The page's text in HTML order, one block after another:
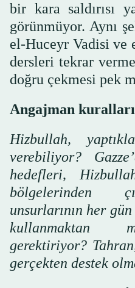
bir kara saldırısı
görünmüyor. Aynı
el-Huceyr Vadisi ve
dersleri tekrar
doğru çekmesi pek
Angajman kuralları
Hizbullah,
verebiliyor?
hedefleri,
bölgelerinden
unsurlarının her
kullanmaktan
gerektiriyor?
gerçekten destek